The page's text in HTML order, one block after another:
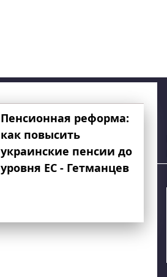
Пенсионная реформа:
как повысить
украинские пенсии до
уровня ЕС - Гетманцев